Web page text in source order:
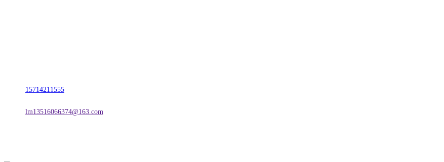
15714211555
lm13516066374@163.com